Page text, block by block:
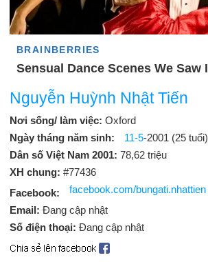
Nguyễn Huỳnh Nhật Tiến
Nơi sống/ làm việc: Oxford
Ngày tháng năm sinh:
11-5-2001 (25 tuổi)
Dân số Việt Nam 2001: 78,62 triệu
XH chung: #77436
Facebook:
facebook.com/bungati.nhattien
Email: Đang cập nhật
Số điện thoại: Đang cập nhật